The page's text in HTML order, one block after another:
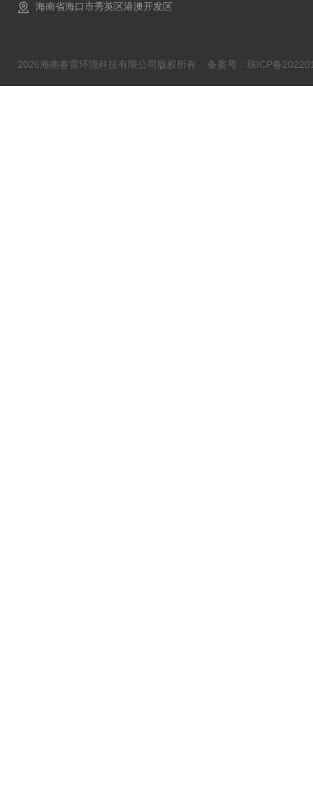
海南省海口市秀英区港澳开发区
2026海南春雷环境科技有限公司版权所有 备案号：琼ICP备